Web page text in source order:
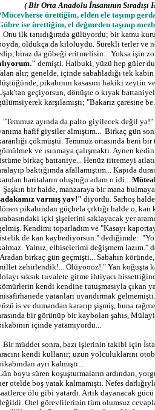
( Bir Orta Anadolu İnsanının Sıradışı
Mücevherse ürettiğim, elden ele taşınıp
ise ürettiğim, el değmeden taşınıp
Onu ilk tanıdığımda gülüyordu; bir kamu
oldukça da kiloluydu. Sürekli terler ve
biraz da göbeği eritmelisin... Yoksa işin
demişti. Halbuki, yüzü hep güler
alır; genelde, içinde sabahladığı tek
pikabının kasasını hakiki zeytin
geçiyorsun, dönüşte o kıyak
karşılamıştı; "Bakarız çaresine
"Temmuz ayında da palto giyilecek değil
hafif giysiler almıştım... Birkaç gün
çökmüştü. Temmuz ortasında beni
ve ısınmaya çalışmaktı. Aynen
birkaç battaniye... Henüz titremeyi
baktığımda afallamıştım... Kapıda
haritaların oluştuğu adam o idi...
Şaşkın bir halde, manzaraya bir mana
varmış yav!" diyordu. Sarhoş
pikabından güçbela çıktığı halde o,
içki şişelerini saklayacak yer
Kendimi toparladım ve "Kasayı
de kan kaybediyorsun." dediğimde:
Yalnız, elbiselerimi değişmem lazım."
Aradan birkaç gün geçmişti... Sabahın
zehirlendik!... Ölüyoooz!." Yan koğuşta
sıksık tuvalete gitme ihtiyacı
kendi kendine tutuşmasıyla çıkan
yatanları uyandırmak
is ve dumandan kararıp şişmiş, buna
bir görünüp bir kaybolan şahıs,
içinde yatamıyordu...
Bir müddet sonra, bazı işlerinin takibi için
kendi kullanır; uzun yolculuklarını
ayrı kalmıştı...
boyu süren koşuşturmaların ardından,
otelde boş yatak kalmamıştı. Nefes
ölü gibi yatardı. Artık dayanacak
Otel görevlilerinin tüm olumsuz